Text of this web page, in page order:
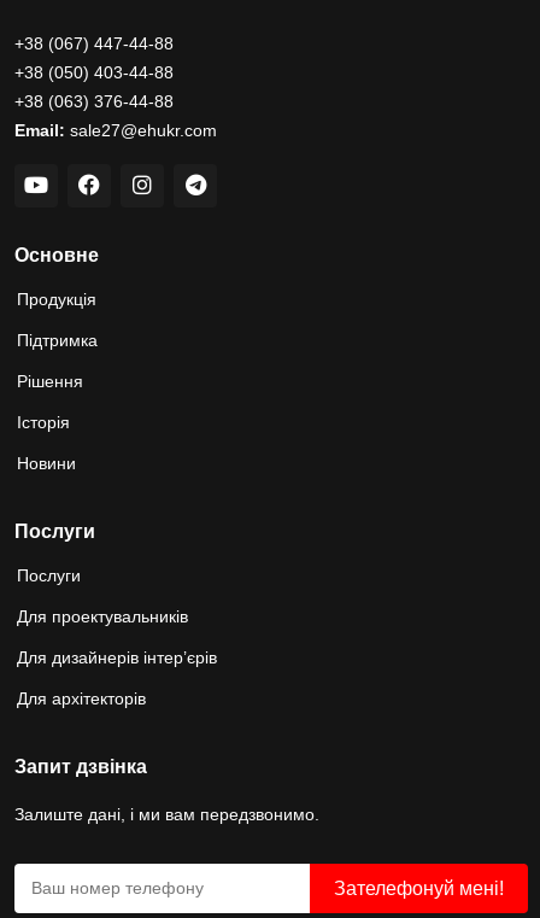
+38 (067) 447-44-88
+38 (050) 403-44-88
+38 (063) 376-44-88
Email: sale27@ehukr.com
Основне
Продукція
Підтримка
Рішення
Історія
Новини
Послуги
Послуги
Для проектувальників
Для дизайнерів інтер’єрів
Для архітекторів
Запит дзвінка
Залиште дані, і ми вам передзвонимо.